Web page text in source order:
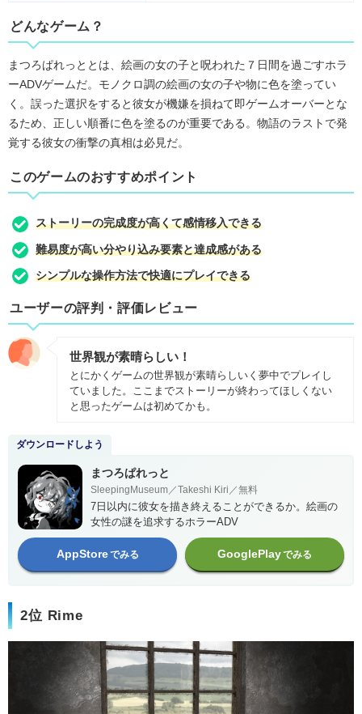
どんなゲーム？
まつろぱれっととは、絵画の女の子と呪われた７日間を過ごすホラ
ーADVゲームだ。モノクロ調の絵画の女の子や物に色を塗ってい
く。誤った選択をすると彼女が機嫌を損ねて即ゲームオーバーとな
るため、正しい順番に色を塗るのが重要である。物語のラストで発
覚する彼女の衝撃の真相は必見だ。
このゲームのおすすめポイント
ストーリーの完成度が高くて感情移入できる
難易度が高い分やり込み要素と達成感がある
シンプルな操作方法で快適にプレイできる
ユーザーの評判・評価レビュー
世界観が素晴らしい！
とにかくゲームの世界観が素晴らしいく夢中でプレイし
ていました。ここまでストーリーが終わってほしくない
と思ったゲームは初めてかも。
ダウンロードしよう
まつろぱれっと
SleepingMuseum／Takeshi Kiri／無料
7日以内に彼女を描き終えることができるか。絵画の
女性の謎を追求するホラーADV
AppStoreでみる GooglePlayでみる
2位 Rime